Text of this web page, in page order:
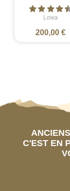
Lowa
200,00 €
C'EST EN